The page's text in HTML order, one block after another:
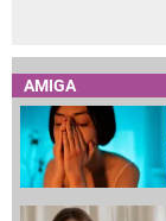
AMIGA